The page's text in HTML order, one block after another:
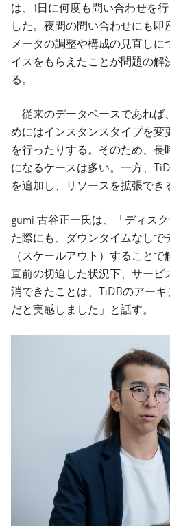
は、1日に何度も問い合わせを
した。夜間の問い合わせにも即
メータの調整や構成の見直し
イスをもらえたことが問題の
る。
従来のデータベースであれば
めにはインスタンスタイプを変
を行ったりする。そのため、
になるケースは多い。一方、
を追加し、リソースを拡張で
gumi 古谷正一氏は、「ディス
た際にも、ダウンタイムなしで
（スケールアウト）すること
直前の切迫した状況下、サービ
消できたことは、TiDBのアー
だと実感しました」と話す。